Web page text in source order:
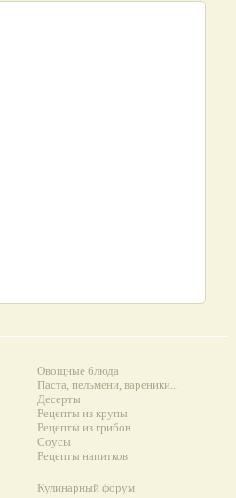
Овощные блюда
Паста, пельмени, вареники...
Десерты
Рецепты из крупы
Рецепты из грибов
Соусы
Рецепты напитков
Кулинарный форум